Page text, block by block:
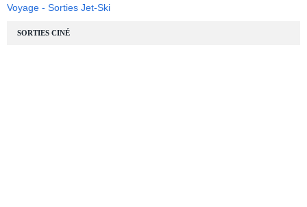
Voyage - Sorties Jet-Ski
SORTIES CINÉ